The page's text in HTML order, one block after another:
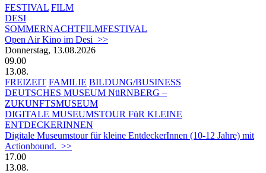
FESTIVAL FILM
DESI
SOMMERNACHTFILMFESTIVAL
Open Air Kino im Desi >>
Donnerstag, 13.08.2026
09.00
13.08.
FREIZEIT FAMILIE BILDUNG/BUSINESS
DEUTSCHES MUSEUM NüRNBERG –
ZUKUNFTSMUSEUM
DIGITALE MUSEUMSTOUR FüR KLEINE
ENTDECKERINNEN
Digitale Museumstour für kleine EntdeckerInnen (10-12 Jahre) mit
Actionbound. >>
17.00
13.08.